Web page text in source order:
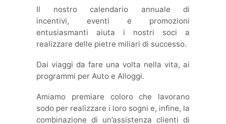
Il nostro calendario annuale di
incentivi, eventi e promozioni
entusiasmanti aiuta i nostri soci a
realizzare delle pietre miliari di successo.
Dai viaggi da fare una volta nella vita, ai
programmi per Auto e Alloggi.
Amiamo premiare coloro che lavorano
sodo per realizzare i loro sogni e, infine, la
combinazione di un’assistenza clienti di